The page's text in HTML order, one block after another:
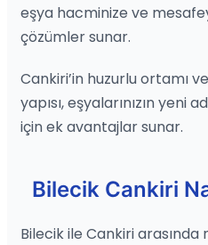
eşya hacminize ve
çözümler sunar.
Cankiri’in huzurlu ortamı
yapısı, eşyalarınızın yeni
için ek avantajlar sunar.
Bilecik Cankiri
Bilecik ile Cankiri